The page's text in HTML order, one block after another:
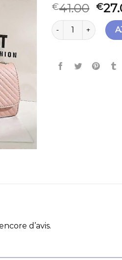
€41.00 €
quantité de sac
d’avis.